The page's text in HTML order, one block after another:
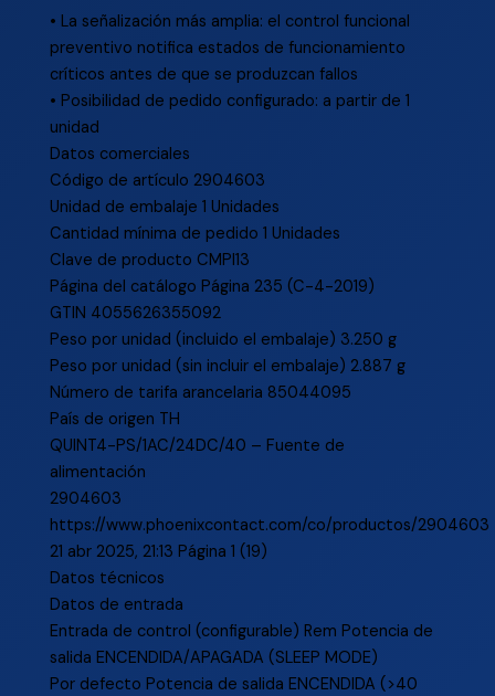
• La señalización más amplia: el control funcional
preventivo notifica estados de funcionamiento
críticos antes de que se produzcan fallos
• Posibilidad de pedido configurado: a partir de 1
unidad
Datos comerciales
Código de artículo 2904603
Unidad de embalaje 1 Unidades
Cantidad mínima de pedido 1 Unidades
Clave de producto CMPI13
Página del catálogo Página 235 (C-4-2019)
GTIN 4055626355092
Peso por unidad (incluido el embalaje) 3.250 g
Peso por unidad (sin incluir el embalaje) 2.887 g
Número de tarifa arancelaria 85044095
País de origen TH
QUINT4-PS/1AC/24DC/40 – Fuente de
alimentación
2904603
https://www.phoenixcontact.com/co/productos/2904603
21 abr 2025, 21:13 Página 1 (19)
Datos técnicos
Datos de entrada
Entrada de control (configurable) Rem Potencia de
salida ENCENDIDA/APAGADA (SLEEP MODE)
Por defecto Potencia de salida ENCENDIDA (>40